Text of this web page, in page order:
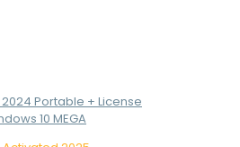
Portable + License
10 MEGA